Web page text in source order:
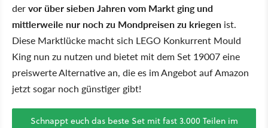
dervor über sieben Jahren vom Markt ging und
mittlerweile nur noch zu Mondpreisen zu kriegen ist.
Diese Marktlücke macht sich LEGO Konkurrent Mould
King nun zu nutzen und bietet mit dem Set 19007 eine
preiswerte Alternative an, die es im Angebot auf Amazon
jetzt sogar noch günstiger gibt!
Schnappt euch das beste Set mit fast 3.000 Teilen im